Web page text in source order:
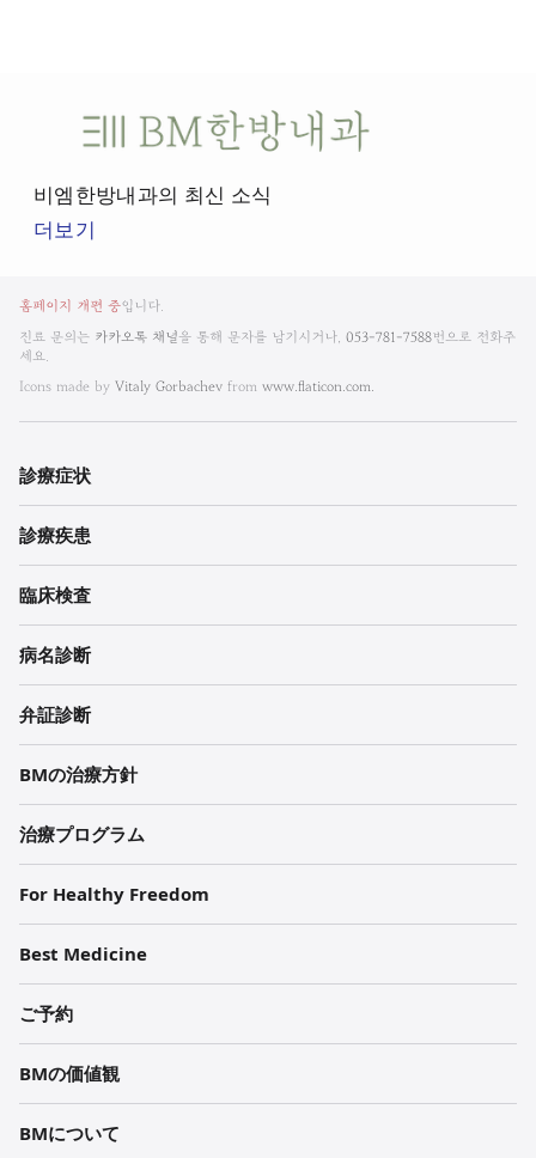
비
엠
방
내
뉴
스
비엠한방내과의 최신 소식
더보기
비
엠
한
방
내
과
한
의
원
각
주
홈페이지 개편 중입니다.
진료 문의는 카카오톡 채널을 통해 문자를 남기시거나, 053-781-7588번으로 전화주
세요.
Icons made by Vitaly Gorbachev from www.flaticon.com.
診療症状
診療疾患
臨床検査
病名診断
弁証診断
BMの治療方針
治療プログラム
For Healthy Freedom
Best Medicine
ご予約
BMの価値観
BMについて